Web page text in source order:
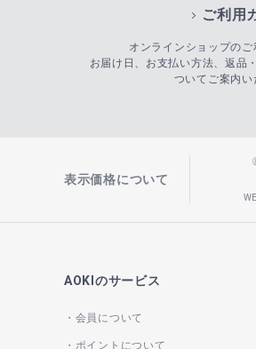
ご利用
オンラインショップのご
お届け日、お支払い方法、返品
ついてご案内い
表示価格について
AOKIのサービス
会員について
ポイントについて